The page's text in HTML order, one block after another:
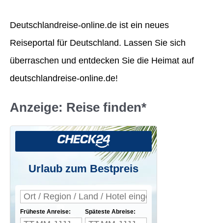
n
a
c
h
Deutschlandreise-online.de ist ein neues
Reiseportal für Deutschland. Lassen Sie sich
überraschen und entdecken Sie die Heimat auf
deutschlandreise-online.de!
Anzeige: Reise finden*
Urlaub zum Bestpreis
Früheste Anreise: Späteste Abreise: